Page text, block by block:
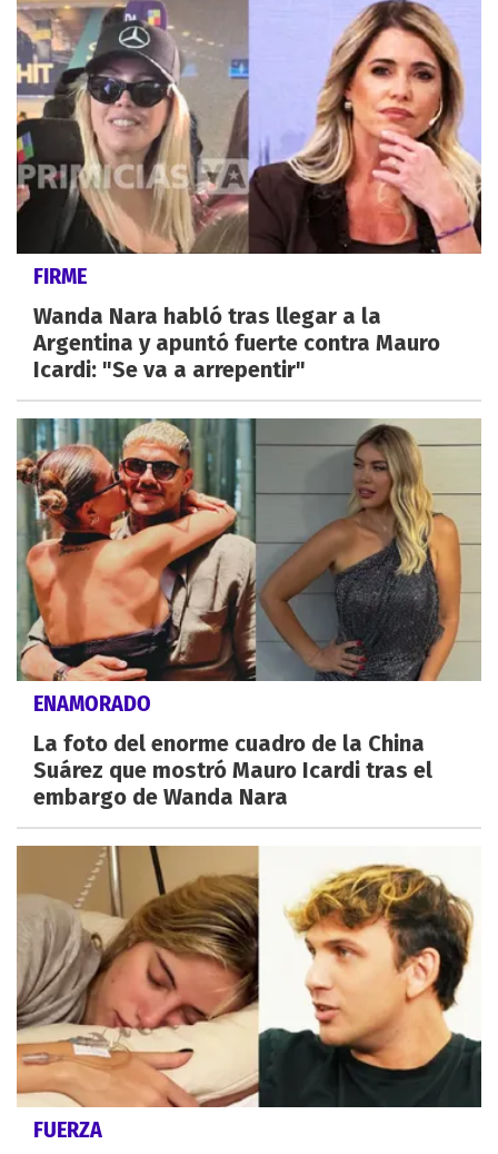
FIRME
Wanda Nara habló tras llegar a la
Argentina y apuntó fuerte contra Mauro
Icardi: "Se va a arrepentir"
ENAMORADO
La foto del enorme cuadro de la China
Suárez que mostró Mauro Icardi tras el
embargo de Wanda Nara
FUERZA